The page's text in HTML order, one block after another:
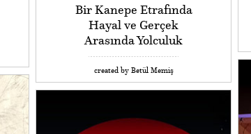
Bir Kanepe Etrafında
Hayal ve Gerçek
Arasında Yolculuk
created by Betül Memiş